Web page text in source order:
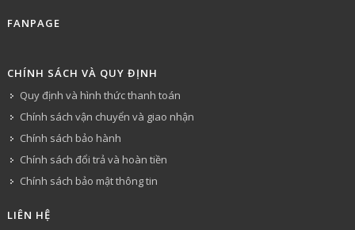
FANPAGE
CHÍNH SÁCH VÀ QUY ĐỊNH
Quy định và hình thức thanh toán
Chính sách vận chuyển và giao nhận
Chính sách bảo hành
Chính sách đổi trả và hoàn tiền
Chính sách bảo mật thông tin
LIÊN HỆ